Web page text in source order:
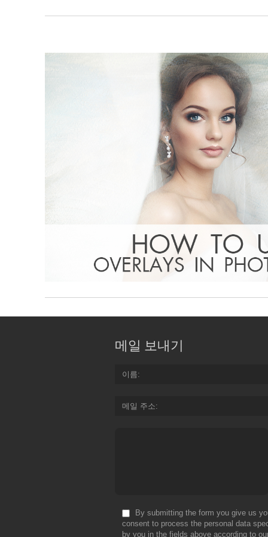
메일 보내기
이름
메일 주소
By submitting the form you give us
consent to process the personal data
by you in the fields above according to